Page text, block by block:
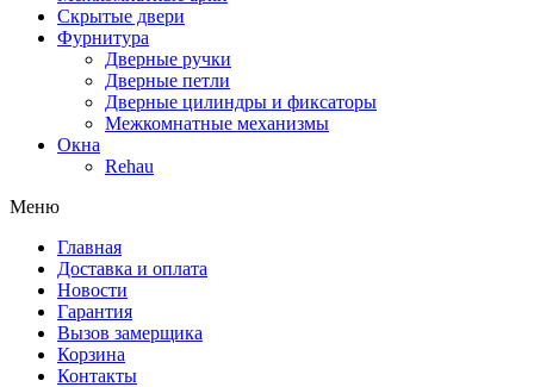
Скрытые двери
Фурнитура
Дверные ручки
Дверные петли
Дверные цилиндры и фиксаторы
Межкомнатные механизмы
Окна
Rehau
Меню
Главная
Доставка и оплата
Новости
Гарантия
Вызов замерщика
Корзина
Контакты